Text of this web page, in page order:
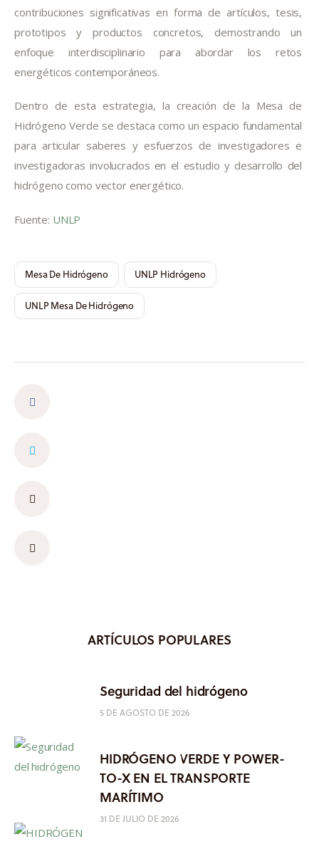
contribuciones significativas en forma de artículos, tesis,
prototipos y productos concretos, demostrando un
enfoque interdisciplinario para abordar los retos
energéticos contemporáneos.
Dentro de esta estrategia, la creación de la Mesa de
Hidrógeno Verde se destaca como un espacio fundamental
para articular saberes y esfuerzos de investigadores e
investigadoras involucrados en el estudio y desarrollo del
hidrógeno como vector energético.
Fuente: UNLP
Mesa De Hidrógeno UNLP Hidrógeno
UNLP Mesa De Hidrógeno
ARTÍCULOS POPULARES
Seguridad del hidrógeno
5 DE AGOSTO DE 2026
HIDRÓGENO VERDE Y POWER-
TO-X EN EL TRANSPORTE
MARÍTIMO
31 DE JULIO DE 2026